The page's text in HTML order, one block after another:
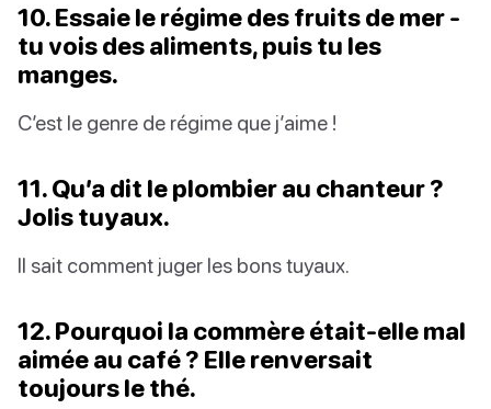
10. Essaie le régime des fruits de mer -
tu vois des aliments, puis tu les
manges.
C’est le genre de régime que j’aime !
11. Qu’a dit le plombier au chanteur ?
Jolis tuyaux.
Il sait comment juger les bons tuyaux.
12. Pourquoi la commère était-elle mal
aimée au café ? Elle renversait
toujours le thé.